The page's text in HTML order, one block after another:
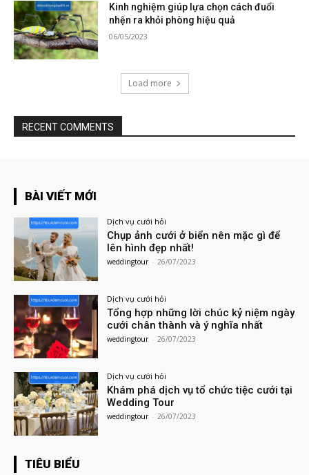
Kinh nghiệm giúp lựa chọn cách đuổi
nhện ra khỏi phòng hiệu quả
06/05/2023
Load more
RECENT COMMENTS
BÀI VIẾT MỚI
Dịch vụ cưới hỏi
Chụp ảnh cưới ở biển nên mặc gì để
lên hình đẹp nhất!
weddingtour - 26/07/2023
Dịch vụ cưới hỏi
Tổng hợp những lời chúc kỷ niệm ngày
cưới chân thành và ý nghĩa nhất
weddingtour - 26/07/2023
Dịch vụ cưới hỏi
Khám phá dịch vụ tổ chức tiệc cưới tại
Wedding Tour
weddingtour - 26/07/2023
TIÊU BIỂU